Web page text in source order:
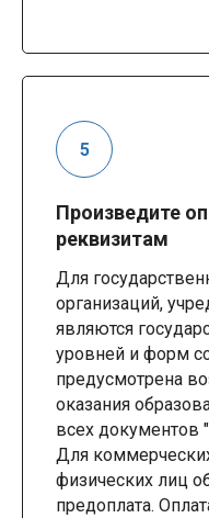
Произведите
реквизитам
Для
организаций,
являются
уровней и форм
предусмотрена
оказания
всех документов
Для
физических лиц
предоплата.